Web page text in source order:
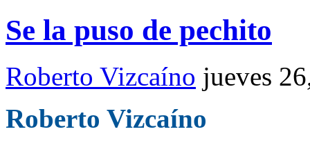
Se la puso de pechito
Roberto Vizcaíno jueves
Roberto Vizcaíno